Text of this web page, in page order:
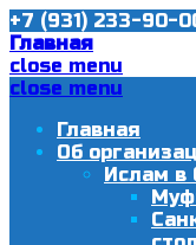
+7 (931) 233-90-
Главная
close menu
close menu
Главная
Об
Ислам в